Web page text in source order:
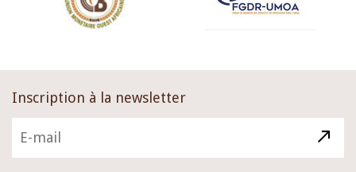
Inscription à la newsletter